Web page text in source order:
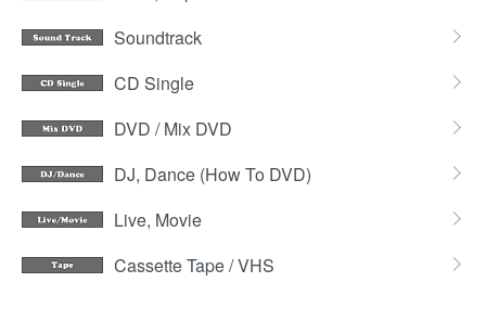
Soundtrack
CD Single
DVD / Mix DVD
DJ, Dance (How To DVD)
Live, Movie
Cassette Tape / VHS